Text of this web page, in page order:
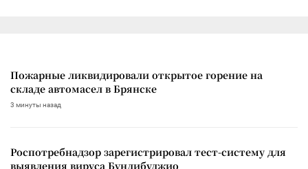
Пожарные ликвидировали открытое горение на
складе автомасел в Брянске
3 минуты назад
Роспотребнадзор зарегистрировал тест-систему для
выявления вируса Бундибуджио